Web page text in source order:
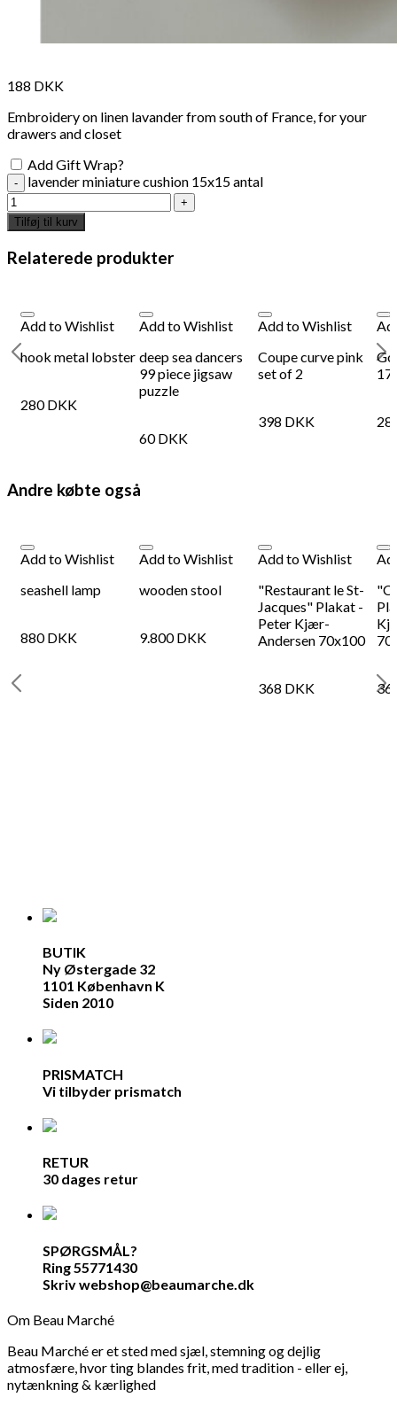
188 DKK
Embroidery on linen lavander from south of France, for your
drawers and closet
Add Gift Wrap?
lavender miniature cushion 15x15 antal
Tilføj til kurv
Relaterede produkter
Add to Wishlist
hook metal lobster
280DKK
Add to Wishlist
deep sea dancers
99 piece jigsaw
puzzle
60DKK
Add to Wishlist
Coupe curve pink
set of 2
398 DKK
Andre købte også
Add to Wishlist
seashell lamp
880DKK
Add to Wishlist
wooden stool
9.800DKK
Add to Wishlist
"Restaurant le St-
Jacques" Plakat -
Peter Kjær-
Andersen 70x100
368 DKK
BUTIK
Ny Østergade 32
1101 København K
Siden 2010
PRISMATCH
Vi tilbyder prismatch
RETUR
30 dages retur
SPØRGSMÅL?
Ring 55771430
Skriv webshop@beaumarche.dk
Om Beau Marché
Beau Marché er et sted med sjæl, stemning og dejlig
atmosfære, hvor ting blandes frit, med tradition - eller ej,
nytænkning & kærlighed